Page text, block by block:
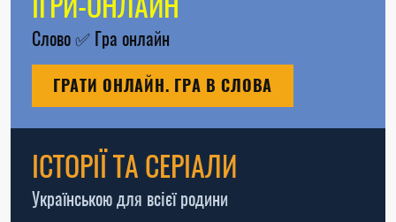
Слово✅ Гра онлайн
ГРАТИ ОНЛАЙН. ГРА В СЛОВА
ІСТОРІЇ ТА СЕРІАЛИ
Українською для всієї родини